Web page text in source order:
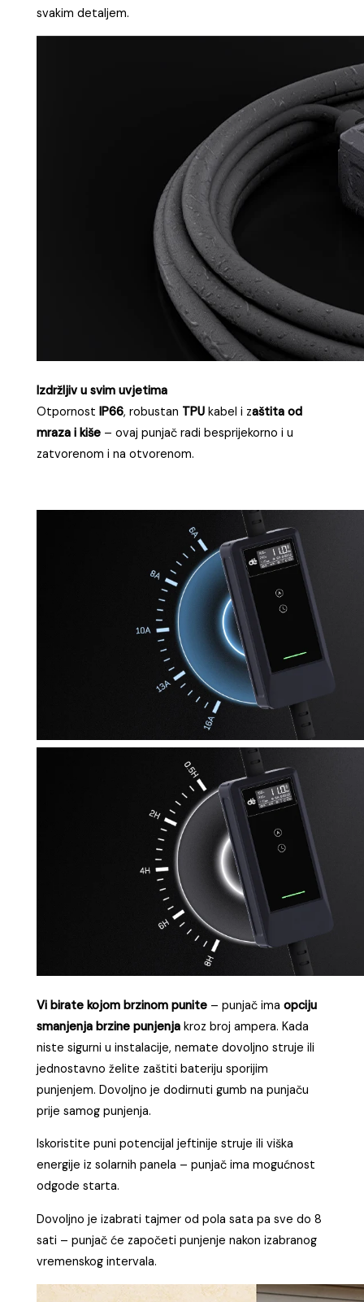
svakim detaljem.
Izdržljiv u svim uvjetima
OtpornostIP66, robustan TPU kabel i zaštita od
mraza i kiše – ovaj punjač radi besprijekorno i u
zatvorenom i na otvorenom.
Vi birate kojom brzinom punite – punjač imaopciju
smanjenja brzine punjenja kroz broj ampera. Kada
niste sigurni u instalacije, nemate dovoljno struje ili
jednostavno želite zaštiti bateriju sporijim
punjenjem. Dovoljno je dodirnuti gumb na punjaču
prije samog punjenja.
Iskoristite puni potencijal jeftinije struje ili viška
energije iz solarnih panela – punjač ima mogućnost
odgode starta.
Dovoljno je izabrati tajmer od pola sata pa sve do 8
sati – punjač će započeti punjenje nakon izabranog
vremenskog intervala.